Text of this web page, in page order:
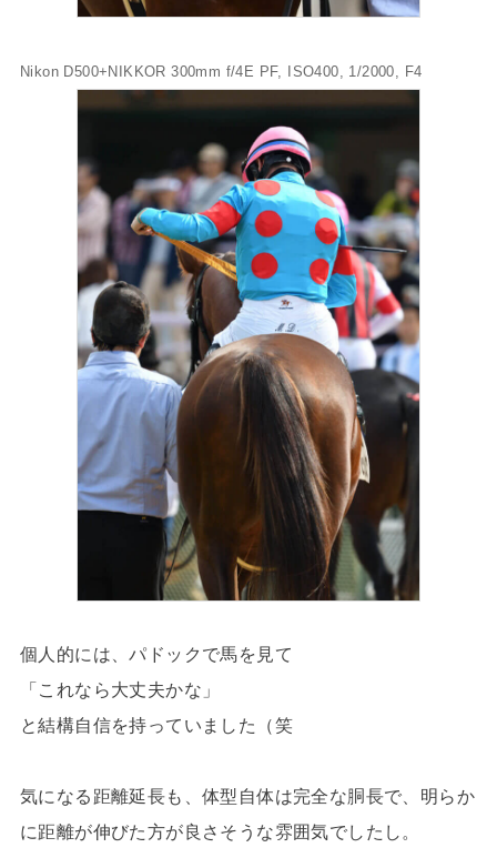
Nikon D500+NIKKOR 300mm f/4E PF, ISO400, 1/2000, F4
個人的には、パドックで馬を見て
「これなら大丈夫かな」
と結構自信を持っていました（笑
気になる距離延長も、体型自体は完全な胴長で、明らか
に距離が伸びた方が良さそうな雰囲気でしたし。